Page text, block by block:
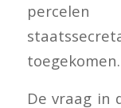
toegekomen.
De vraag in